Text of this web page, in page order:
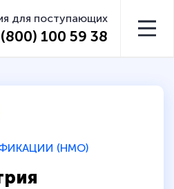
для поступающих
100 59 38
(НМО)